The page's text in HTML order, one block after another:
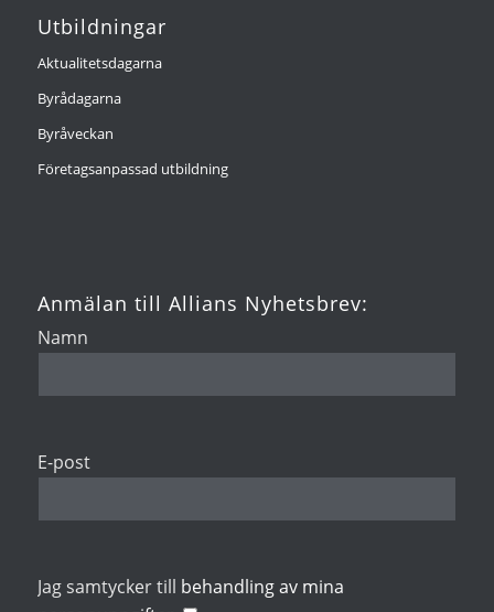
Utbildningar
Aktualitetsdagarna
Byrådagarna
Byråveckan
Företagsanpassad utbildning
Anmälan till Allians Nyhetsbrev:
Namn
E-post
Jag samtycker till behandling av mina